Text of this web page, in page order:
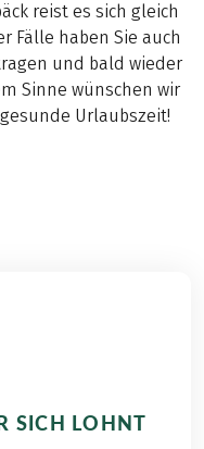
reist es sich gleich
Fälle haben Sie auch
und bald wieder
Sinne wünschen wir
Urlaubszeit!
SICH LOHNT